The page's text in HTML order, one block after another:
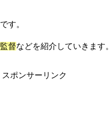
です。
監督などを紹介していきます。
スポンサーリンク